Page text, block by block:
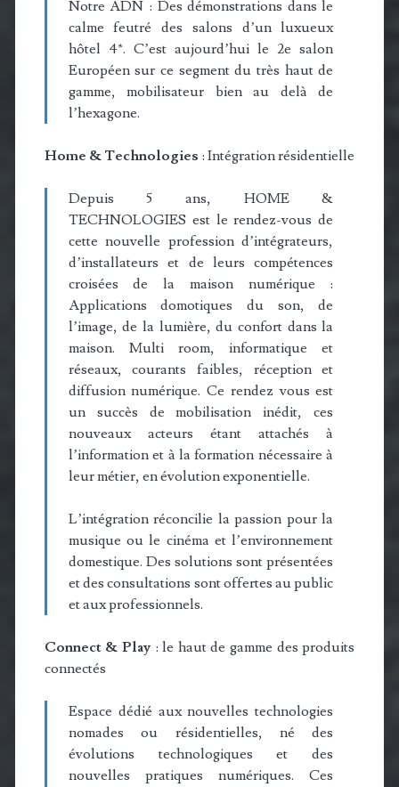
Notre ADN : Des démonstrations dans le
calme feutré des salons d’un luxueux
hôtel 4*. C’est aujourd’hui le 2e salon
Européen sur ce segment du très haut de
gamme, mobilisateur bien au delà de
l’hexagone.
Home & Technologies : Intégration résidentielle
Depuis 5 ans, HOME &
TECHNOLOGIES est le rendez-vous de
cette nouvelle profession d’intégrateurs,
d’installateurs et de leurs compétences
croisées de la maison numérique :
Applications domotiques du son, de
l’image, de la lumière, du confort dans la
maison. Multi room, informatique et
réseaux, courants faibles, réception et
diffusion numérique. Ce rendez vous est
un succès de mobilisation inédit, ces
nouveaux acteurs étant attachés à
l’information et à la formation nécessaire à
leur métier, en évolution exponentielle.
L’intégration réconcilie la passion pour la
musique ou le cinéma et l’environnement
domestique. Des solutions sont présentées
et des consultations sont offertes au public
et aux professionnels.
Connect & Play: le haut de gamme des produits
connectés
Espace dédié aux nouvelles technologies
nomades ou résidentielles, né des
évolutions technologiques et des
nouvelles pratiques numériques. Ces